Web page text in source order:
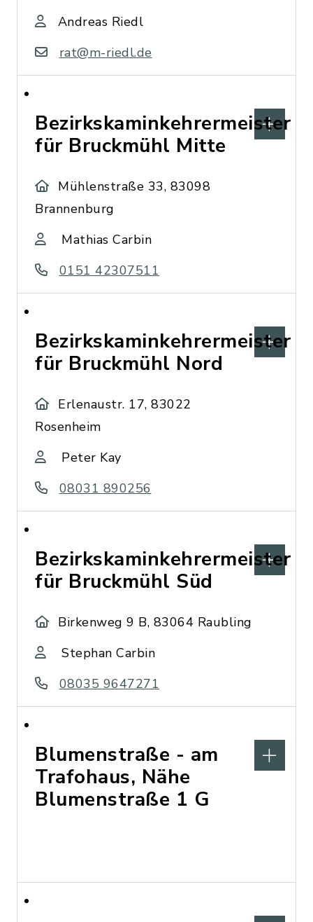
Andreas Riedl
rat@m-riedl.de
Bezirkskaminkehrermeister
für Bruckmühl Mitte
Mühlenstraße 33, 83098
Brannenburg
Mathias Carbin
0151 42307511
Bezirkskaminkehrermeister
für Bruckmühl Nord
Erlenaustr. 17, 83022
Rosenheim
Peter Kay
08031 890256
Bezirkskaminkehrermeister
für Bruckmühl Süd
Birkenweg 9 B, 83064 Raubling
Stephan Carbin
08035 9647271
Blumenstraße - am
Trafohaus, Nähe
Blumenstraße 1 G